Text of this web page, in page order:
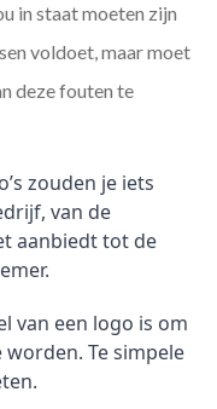
in staat moeten zijn
voldoet, maar moet
deze fouten te
zouden je iets
van de
aanbiedt tot de
van een logo is om
Te simpele